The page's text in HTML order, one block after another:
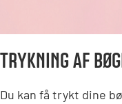
TRYKNING AF
Du kan få trykt dine